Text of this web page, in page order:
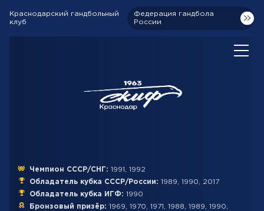
Краснодарский гандбольный
клуб
Федерация гандбола
России
Чемпион СССР/СНГ: 1991, 1992
Обладатель кубка СССР/России: 1989, 1990, 2017
Обладатель кубка ИГФ: 1990
Бронзовый призёр: 1969, 1970, 1971, 1988, 1989, 1990,